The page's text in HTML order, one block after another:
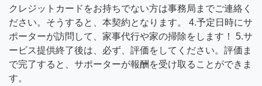
クレジットカードをお持ちでない方は事務局までご連絡く
ださい。そうすると、本契約となります。 4.予定日時にサ
ポーターが訪問して、家事代行や家の掃除をします！ 5.サ
ービス提供終了後は、必ず、評価をしてください。評価ま
で完了すると、サポーターが報酬を受け取ることができま
す。